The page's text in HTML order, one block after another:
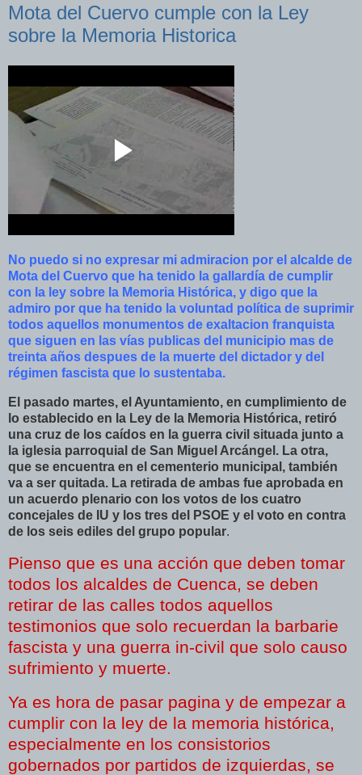
Mota del Cuervo cumple con la Ley
sobre la Memoria Historica
No puedo si no expresar mi admiracion por el alcalde de
Mota del Cuervo que ha tenido la gallardía de cumplir
con la ley sobre la Memoria Histórica, y digo que la
admiro por que ha tenido la voluntad política de suprimir
todos aquellos monumentos de exaltacion franquista
que siguen en las vías publicas del municipio mas de
treinta años despues de la muerte del dictador y del
régimen fascista que lo sustentaba.
El pasado martes, el Ayuntamiento, en cumplimiento de
lo establecido en la Ley de la Memoria Histórica, retiró
una cruz de los caídos en la guerra civil situada junto a
la iglesia parroquial de San Miguel Arcángel. La otra,
que se encuentra en el cementerio municipal, también
va a ser quitada. La retirada de ambas fue aprobada en
un acuerdo plenario con los votos de los cuatro
concejales de IU y los tres del PSOE y el voto en contra
de los seis ediles del grupo popular.
Pienso que es una acción que deben tomar
todos los alcaldes de Cuenca, se deben
retirar de las calles todos aquellos
testimonios que solo recuerdan la barbarie
fascista y una guerra in-civil que solo causo
sufrimiento y muerte.
Ya es hora de pasar pagina y de empezar a
cumplir con la ley de la memoria histórica,
especialmente en los consistorios
gobernados por partidos de izquierdas, se